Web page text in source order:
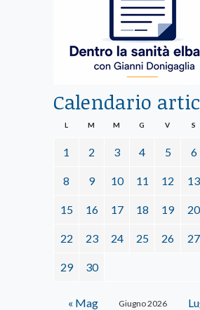
Calendario
Giugno 2026
L M M G V S
1 2 3 4 5 6
8 9 10 11 12 13
15 16 17 18 19 20
22 23 24 25 26 27
29 30
« Mag